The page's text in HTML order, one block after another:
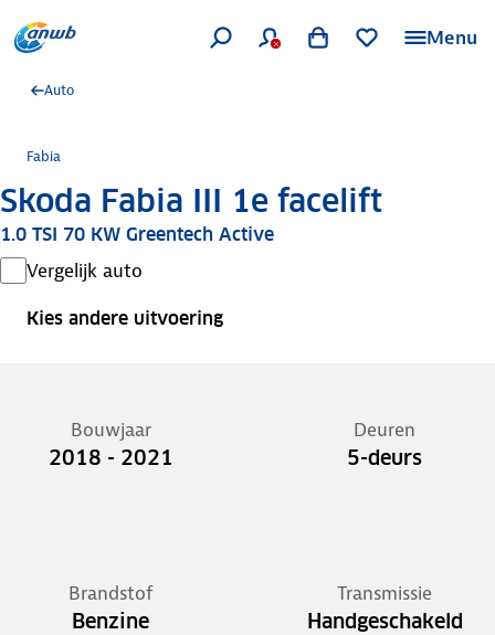
Menu
Auto
Fabia
Skoda Fabia III 1e facelift
1.0 TSI 70 KW Greentech Active
Vergelijk auto
Kies andere uitvoering
Bouwjaar
2018 - 2021
Deuren
5-deurs
Brandstof
Benzine
Transmissie
Handgeschakeld